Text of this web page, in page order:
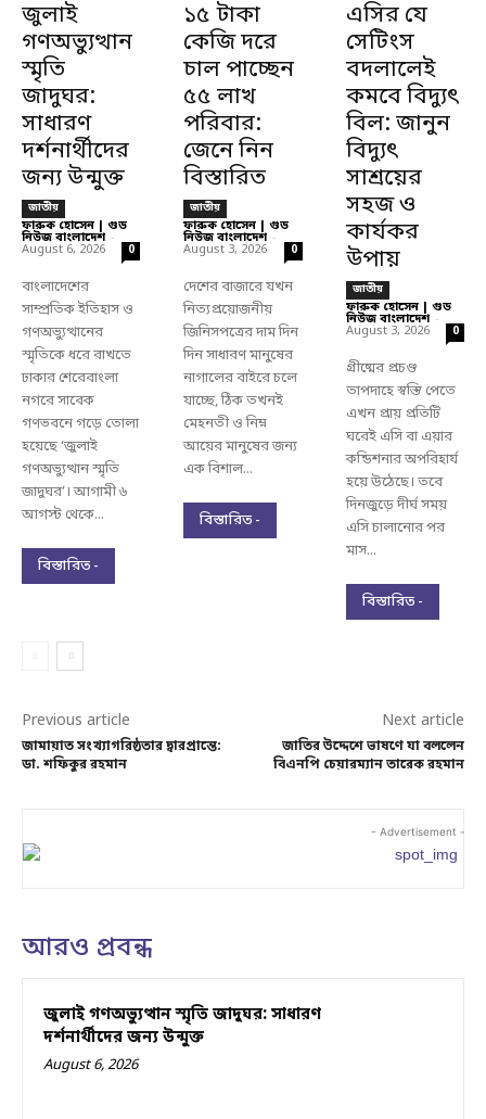
জুলাই
গণঅভ্যুত্থান
স্মৃতি
জাদুঘর:
সাধারণ
দর্শনার্থীদের
জন্য উন্মুক্ত
জাতীয়
ফারুক হোসেন | গুড
নিউজ বাংলাদেশ -
August 6, 2026 0
বাংলাদেশের
সাম্প্রতিক ইতিহাস ও
গণঅভ্যুত্থানের
স্মৃতিকে ধরে রাখতে
ঢাকার শেরেবাংলা
নগরে সাবেক
গণভবনে গড়ে তোলা
হয়েছে ‘জুলাই
গণঅভ্যুত্থান স্মৃতি
জাদুঘর’। আগামী ৬
আগস্ট থেকে...
বিস্তারিত -
১৫ টাকা
কেজি দরে
চাল পাচ্ছেন
৫৫ লাখ
পরিবার:
জেনে নিন
বিস্তারিত
জাতীয়
ফারুক হোসেন | গুড
নিউজ বাংলাদেশ -
August 3, 2026 0
দেশের বাজারে যখন
নিত্যপ্রয়োজনীয়
জিনিসপত্রের দাম দিন
দিন সাধারণ মানুষের
নাগালের বাইরে চলে
যাচ্ছে, ঠিক তখনই
মেহনতী ও নিম্ন
আয়ের মানুষের জন্য
এক বিশাল...
বিস্তারিত -
এসির যে
সেটিংস
বদলালেই
কমবে বিদ্যুৎ
বিল: জানুন
বিদ্যুৎ
সাশ্রয়ের
সহজ ও
কার্যকর
উপায়
জাতীয়
ফারুক হোসেন | গুড
নিউজ বাংলাদেশ -
August 3, 2026 0
গ্রীষ্মের প্রচণ্ড
তাপদাহে স্বস্তি পেতে
এখন প্রায় প্রতিটি
ঘরেই এসি বা এয়ার
কন্ডিশনার অপরিহার্য
হয়ে উঠেছে। তবে
দিনজুড়ে দীর্ঘ সময়
এসি চালানোর পর
মাস...
বিস্তারিত -
Previous article
জামায়াত সংখ্যাগরিষ্ঠতার দ্বারপ্রান্তে:
ডা. শফিকুর রহমান
Next article
জাতির উদ্দেশে ভাষণে যা বললেন
বিএনপি চেয়ারম্যান তারেক রহমান
- Advertisement -
আরও প্রবন্ধ
জুলাই গণঅভ্যুত্থান স্মৃতি জাদুঘর: সাধারণ
দর্শনার্থীদের জন্য উন্মুক্ত
August 6, 2026